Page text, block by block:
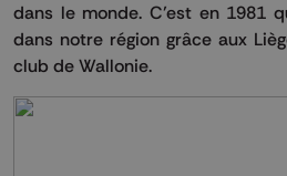
dans le monde. C’est en 1981
dans notre région grâce aux
club de Wallonie.